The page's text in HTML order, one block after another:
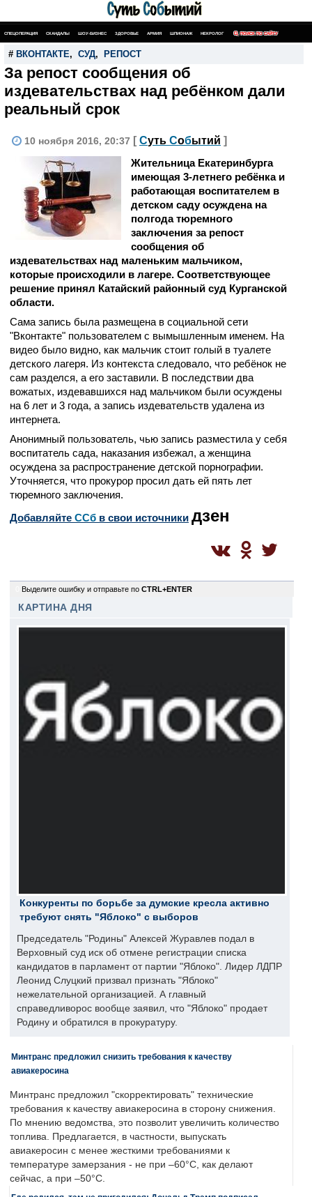
СПЕЦОПЕРАЦИЯ СКАНДАЛЫ ШОУ-БИЗНЕС ЗДОРОВЬЕ АРМИЯ ШПИОНАЖ НЕКРОЛОГ ПОИСК ПО САЙТУ
# ВКОНТАКТЕ, СУД, РЕПОСТ
За репост сообщения об
издевательствах над ребёнком дали
реальный срок
10 ноября 2016, 20:37 [ Суть Событий ]
Жительница Екатеринбурга
имеющая 3-летнего ребёнка и
работающая воспитателем в
детском саду осуждена на
полгода тюремного
заключения за репост
сообщения об
издевательствах над маленьким мальчиком,
которые происходили в лагере. Соответствующее
решение принял Катайский районный суд Курганской
области.
Сама запись была размещена в социальной сети
"Вконтакте" пользователем с вымышленным именем. На
видео было видно, как мальчик стоит голый в туалете
детского лагеря. Из контекста следовало, что ребёнок не
сам разделся, а его заставили. В последствии два
вожатых, издевавшихся над мальчиком были осуждены
на 6 лет и 3 года, а запись издевательств удалена из
интернета.
Анонимный пользователь, чью запись разместила у себя
воспитатель сада, наказания избежал, а женщина
осуждена за распространение детской порнографии.
Уточняется, что прокурор просил дать ей пять лет
тюремного заключения.
Добавляйте CСб в свои источники дзен
Выделите ошибку и отправьте по CTRL+ENTER
КАРТИНА ДНЯ
Конкуренты по борьбе за думские кресла активно
требуют снять "Яблоко" с выборов
Председатель "Родины" Алексей Журавлев подал в
Верховный суд иск об отмене регистрации списка
кандидатов в парламент от партии "Яблоко". Лидер ЛДПР
Леонид Слуцкий призвал признать "Яблоко"
нежелательной организацией. А главный
справедливорос вообще заявил, что "Яблоко" продает
Родину и обратился в прокуратуру.
Минтранс предложил снизить требования к качеству
авиакеросина
Минтранс предложил "скорректировать" технические
требования к качеству авиакеросина в сторону снижения.
По мнению ведомства, это позволит увеличить количество
топлива. Предлагается, в частности, выпускать
авиакеросин с менее жесткими требованиями к
температуре замерзания - не при –60°C, как делают
сейчас, а при –50°C.